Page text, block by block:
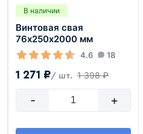
В наличии
Винтовая свая
76х250х2000 мм
4.6 18
1 271 ₽/ шт. 1 398 ₽
- +